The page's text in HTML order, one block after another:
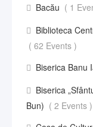
Bacău ( 1
Biblioteca
( 62 Events )
Biserica Banu
Biserica
Bun) ( 2 Events )